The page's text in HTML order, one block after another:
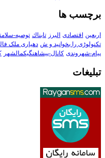
برچسب ها
اربعین اقتصادی البرز تابناك توصیه-
تکنولوڑی را بخوانید و ش دهیاری ملک
پیام-شهروندی کانال-پیشاهنگیکمالشهر
تبلیغات